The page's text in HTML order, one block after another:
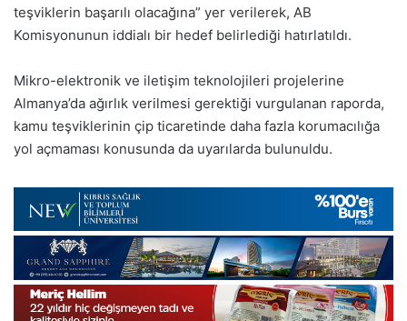
teşviklerin başarılı olacağına” yer verilerek, AB
Komisyonunun iddialı bir hedef belirlediği hatırlatıldı.
Mikro-elektronik ve iletişim teknolojileri projelerine
Almanya’da ağırlık verilmesi gerektiği vurgulanan raporda,
kamu teşviklerinin çip ticaretinde daha fazla korumacılığa
yol açmaması konusunda da uyarılarda bulunuldu.